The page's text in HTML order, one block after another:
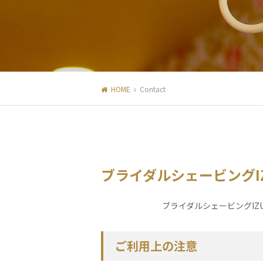
HOME Contact
ブライダルシェービン
ブライダルシェービング
ご利用上の注意